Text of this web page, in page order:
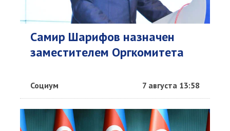
Самир Шарифов назначен
заместителем Оргкомитета
Социум 7 августа 13:58